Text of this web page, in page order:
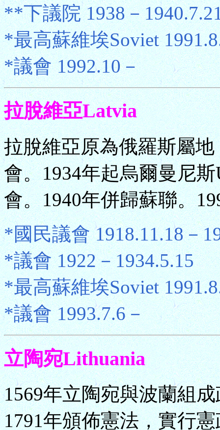
**下議院 1938－
*最高蘇維埃Soviet
*議會 1992.10－
拉脫維亞Latvia
拉脫維亞原為俄羅斯屬
會。1934年起烏爾曼尼
會。1940年併歸蘇聯。
*國民議會 1918.11.18－
*議會 1922－1934.5.15
*最高蘇維埃Soviet
*議會 1993.7.6－
立陶宛Lithuania
1569年立陶宛與波蘭組
1791年頒佈憲法，實行